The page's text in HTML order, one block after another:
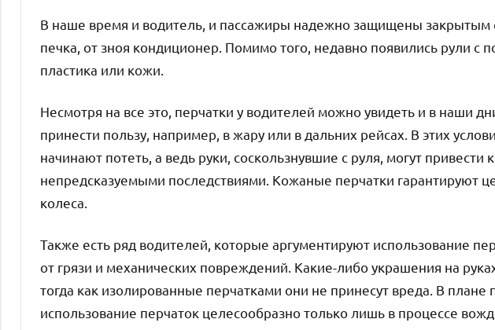
В наше время и водитель, и пассажиры надежно защищены закрытым
печка, от зноя кондиционер. Помимо того, недавно появились рули с
пластика или кожи.
Несмотря на все это, перчатки у водителей можно увидеть и в наши
принести пользу, например, в жару или в дальних рейсах. В этих
начинают потеть, а ведь руки, соскользнувшие с руля, могут привести
непредсказуемыми последствиями. Кожаные перчатки гарантируют
колеса.
Также есть ряд водителей, которые аргументируют использование
от грязи и механических повреждений. Какие-либо украшения на
тогда как изолированные перчатками они не принесут вреда. В
использование перчаток целесообразно только лишь в процессе